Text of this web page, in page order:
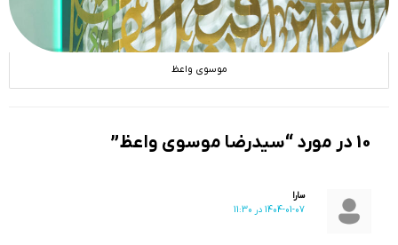
موسوی واعظ
10 در مورد “سیدرضا موسوی واعظ”
سارا
1404-01-07 در 11:30